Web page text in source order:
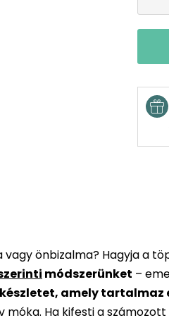
önbizalma? Hagyja a
módszerünket –
amely tartalmaz
móka. Ha kifesti a